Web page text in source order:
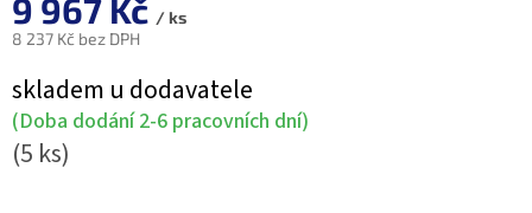
9 967 Kč / ks
8 237 Kč bez DPH
cena:
skladem u dodavatele
(Doba dodání 2-6 pracovních dní)
(5 ks)